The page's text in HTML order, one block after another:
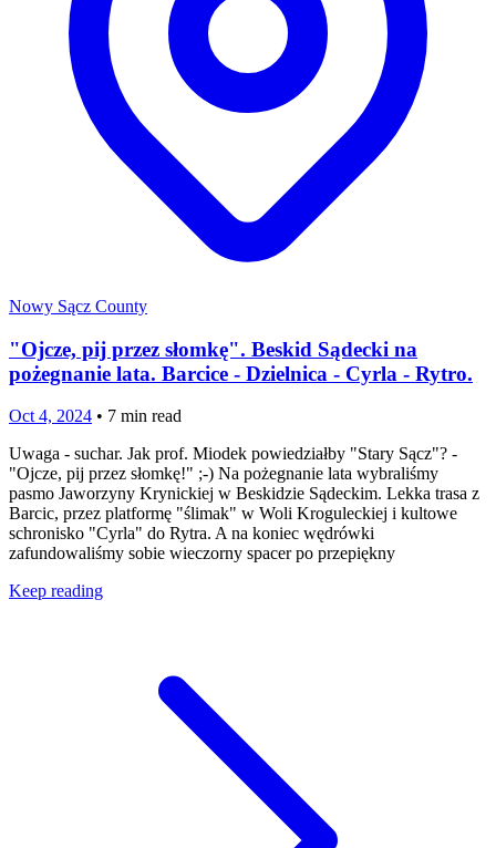
Nowy Sącz County
"Ojcze, pij przez słomkę". Beskid Sądecki na
pożegnanie lata. Barcice - Dzielnica - Cyrla - Rytro.
Oct 4, 2024 • 7 min read
Uwaga - suchar. Jak prof. Miodek powiedziałby "Stary Sącz"? -
"Ojcze, pij przez słomkę!" ;-) Na pożegnanie lata wybraliśmy
pasmo Jaworzyny Krynickiej w Beskidzie Sądeckim. Lekka trasa z
Barcic, przez platformę "ślimak" w Woli Kroguleckiej i kultowe
schronisko "Cyrla" do Rytra. A na koniec wędrówki
zafundowaliśmy sobie wieczorny spacer po przepiękny
Keep reading